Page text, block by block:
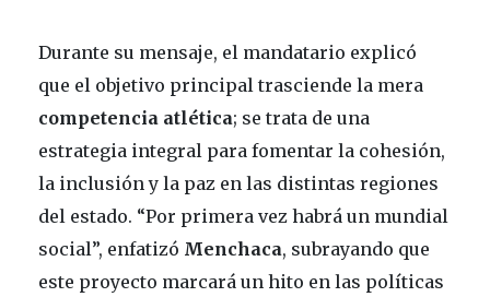
Durante su mensaje, el mandatario explicó
que el objetivo principal trasciende la mera
competencia atlética; se trata de una
estrategia integral para fomentar la cohesión,
la inclusión y la paz en las distintas regiones
del estado. “Por primera vez habrá un mundial
social”, enfatizó Menchaca, subrayando que
este proyecto marcará un hito en las políticas